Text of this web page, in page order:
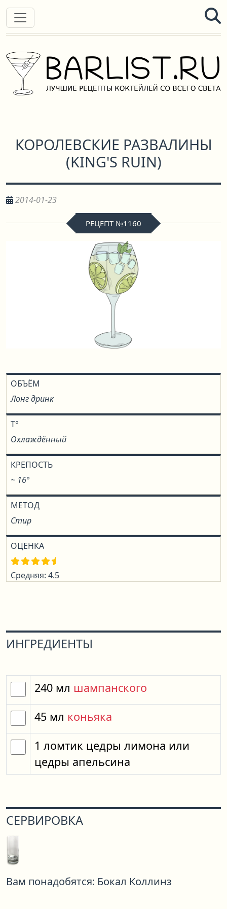
КОРОЛЕВСКИЕ РАЗВАЛИНЫ
(KING'S RUIN)
2014-01-23
РЕЦЕПТ №1160
ОБЪЁМ
Лонг дринк
T°
Охлаждённый
КРЕПОСТЬ
~ 16°
МЕТОД
Стир
ОЦЕНКА
Средняя: 4.5
ИНГРЕДИЕНТЫ
240 мл шампанского
45 мл коньяка
1 ломтик цедры лимона или
цедры апельсина
СЕРВИРОВКА
Вам понадобятся: Бокал Коллинз